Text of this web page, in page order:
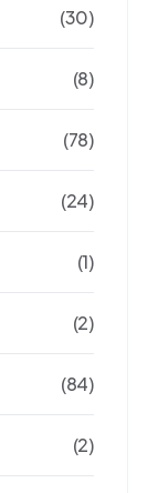
(30)
(8)
(78)
(24)
(1)
(2)
(84)
(2)